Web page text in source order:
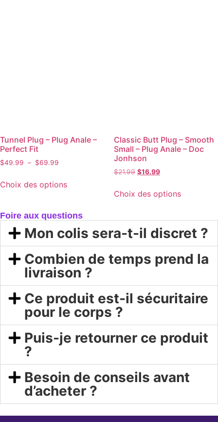
Tunnel Plug – Plug Anale –
Perfect Fit
$49.99 – $69.99
Choix des options
Classic Butt Plug – Smooth
Small – Plug Anale – Doc
Jonhson
$21.99 $16.99
Choix des options
Foire aux questions
Mon colis sera-t-il discret ?
Combien de temps prend la
livraison ?
Ce produit est-il sécuritaire
pour le corps ?
Puis-je retourner ce produit
?
Besoin de conseils avant
d’acheter ?